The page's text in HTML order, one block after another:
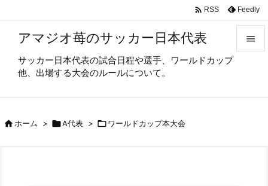
アマジオ苺のサッカー日本代表
サッカー日本代表の試合日程や選手、ワールドカップ
他、出場する大会のルールについて。


 RSS Feedly
ホーム > A代表 > ワールドカップ本大会